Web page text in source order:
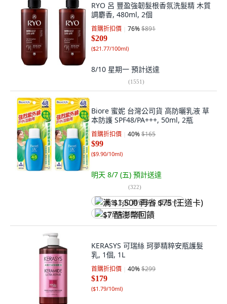
RYO 呂 豐盈強韌髮根香氛洗髮精 木質
調麝香, 480ml, 2個
首購折扣價 76%$891
$209
($21.77/100ml)
8/10 星期一 預計送達
(1551)
Biore 蜜妮 台灣公司貨 高防曬乳液 草
本防護 SPF48/PA+++, 50ml, 2瓶
首購折扣價 40%$165
$99
($9.90/10ml)
明天 8/7 (五) 預計送達
(322)
满 $1,500 再省 $75 (王道卡)
$7 酷澎幣回饋
KERASYS 可瑞絲 珂夢精粹安瓶護髮
乳, 1個, 1L
首購折扣價 40%$299
$179
($1.79/10ml)